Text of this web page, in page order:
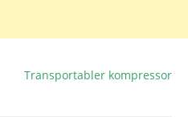
Transportabler kompressor